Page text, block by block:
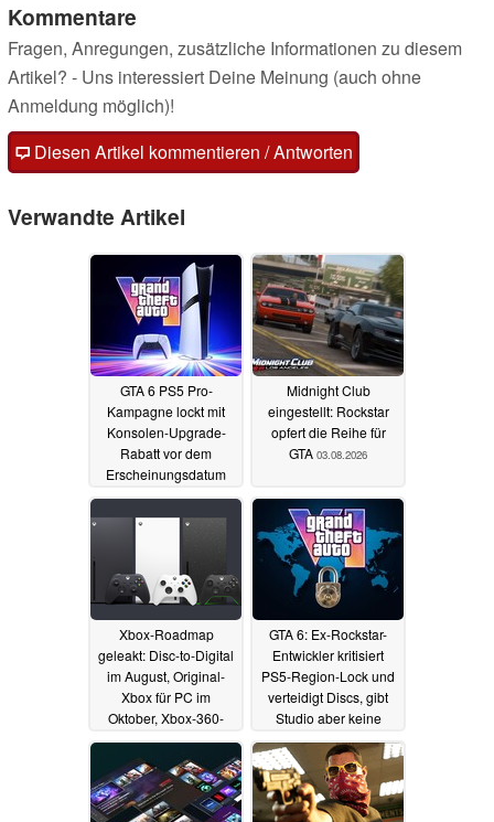
Kommentare
Fragen, Anregungen, zusätzliche Informationen zu diesem
Artikel? - Uns interessiert Deine Meinung (auch ohne
Anmeldung möglich)!
Diesen Artikel kommentieren / Antworten
Verwandte Artikel
GTA 6 PS5 Pro-
Kampagne lockt mit
Konsolen-Upgrade-
Rabatt vor dem
Erscheinungsdatum
06.08.2026
Midnight Club
eingestellt: Rockstar
opfert die Reihe für
GTA 03.08.2026
Xbox-Roadmap
geleakt: Disc-to-Digital
im August, Original-
Xbox für PC im
Oktober, Xbox-360-
Support 202703.08.2026
GTA 6: Ex-Rockstar-
Entwickler kritisiert
PS5-Region-Lock und
verteidigt Discs, gibt
Studio aber keine
Schuld30.07.2026